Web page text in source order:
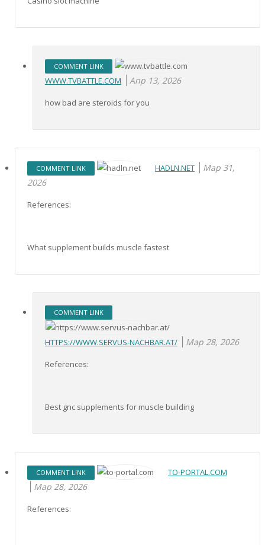
COMMENT LINK
WWW.TVBATTLE.COM Апр 13, 2026
how bad are steroids for you
COMMENT LINK HADLN.NET
Мар 31,
2026
References:
What supplement builds muscle fastest
COMMENT LINK
HTTPS://WWW.SERVUS-NACHBAR.AT/ Мар 28, 2026
References:
Best gnc supplements for muscle building
COMMENT LINK TO-PORTAL.COM
Мар 28, 2026
References: